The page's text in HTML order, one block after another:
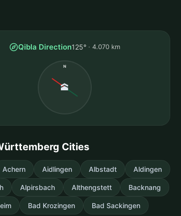
Qibla Direction125° 4.070 km
N
🕋
Cities
Achern Aidlingen Albstadt Aldingen
Alpirsbach Althengstett Backnang
Bad Krozingen Bad Sackingen